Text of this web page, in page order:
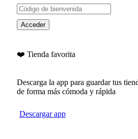
Acceder
❤️ Tienda favorita
Descarga la app para guardar tus
de forma más cómoda y rápida
Descargar app